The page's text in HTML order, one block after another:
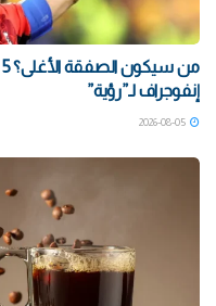
إنفوجراف لـ”رؤية”